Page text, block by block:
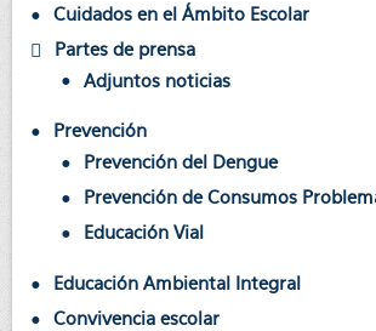
Cuidados en el Ámbito Escolar
Partes de prensa
Adjuntos noticias
Prevención
Prevención del Dengue
Prevención de Consumos
Educación Vial
Educación Ambiental Integral
Convivencia escolar